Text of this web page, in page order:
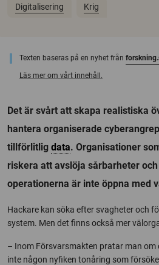
Digitalisering Krig
Texten baseras på en nyhet från
Läs mer om vårt innehåll.
Det är svårt att skapa realistiska
hantera organiserade
tillförlitlig data. Organisationer
riskera att avslöja sårbarheter
operationerna är inte öppna med
Hackare kan söka efter svagheter och
system. Men det finns också mer
– Inom Försvarsmakten pratar man om
inte någon nyfiken tonåring som